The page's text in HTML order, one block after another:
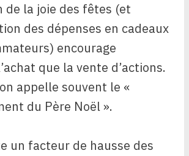
de la joie des fêtes (et
des dépenses en cadeaux
encourage
que la vente d’actions.
appelle souvent le «
du Père Noël ».
un facteur de hausse des